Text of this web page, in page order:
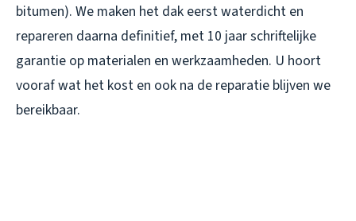
bitumen). We maken het dak eerst waterdicht en
repareren daarna definitief, met 10 jaar schriftelijke
garantie op materialen en werkzaamheden. U hoort
vooraf wat het kost en ook na de reparatie blijven we
bereikbaar.